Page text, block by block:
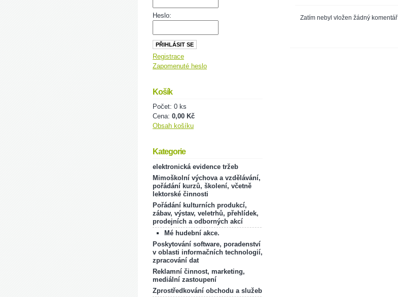
Zatím nebyl vložen žádný komentář
Heslo:
Registrace
Zapomenuté heslo
Košík
Počet: 0 ks
Cena: 0,00 Kč
Obsah košíku
Kategorie
elektronická evidence tržeb
Mimoškolní výchova a vzdělávání,
pořádání kurzů, školení, včetně
lektorské činnosti
Pořádání kulturních produkcí,
zábav, výstav, veletrhů, přehlídek,
prodejních a odborných akcí
Mé hudební akce.
Poskytování software, poradenství
v oblasti informačních technologií,
zpracování dat
Reklamní činnost, marketing,
mediální zastoupení
Zprostředkování obchodu a služeb